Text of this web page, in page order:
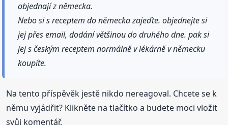
objednají z německa.
Nebo si s receptem do německa zajeďte. objednejte si
jej přes email, dodání většinou do druhého dne. pak si
jej s českým receptem normálně v lékárně v německu
koupíte.
Na tento příspěvěk jestě nikdo nereagoval. Chcete se k
němu vyjádřit? Klikněte na tlačítko a budete moci vložit
svůj komentář.